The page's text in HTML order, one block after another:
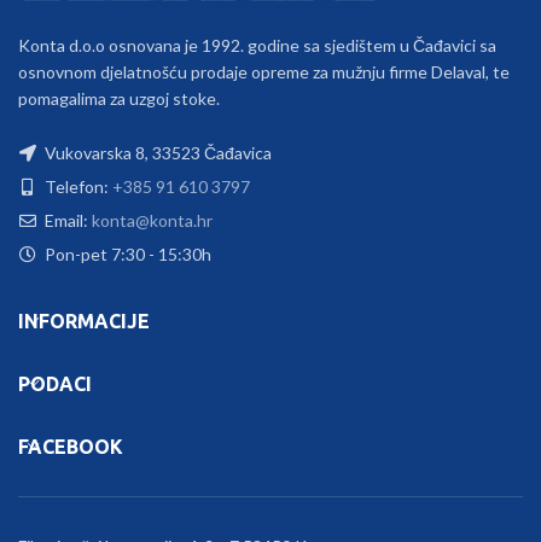
Konta d.o.o osnovana je 1992. godine sa sjedištem u Čađavici sa
osnovnom djelatnošću prodaje opreme za mužnju firme Delaval, te
pomagalima za uzgoj stoke.
Vukovarska 8, 33523 Čađavica
Telefon: +385 91 610 3797
Email: konta@konta.hr
Pon-pet 7:30 - 15:30h
INFORMACIJE
PODACI
FACEBOOK